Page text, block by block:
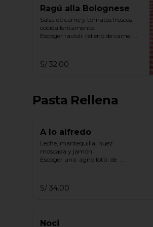
Ragú alla Bolognese
Salsa de carne y tomates frescos
cocida lentamente.
Escoger ravioli: relleno de carne,
S/ 32.00
Pasta Rellena
A lo alfredo
Leche, mantequilla, nuez
moscada y jamón.
Escoger una: agnollotti  de
S/ 34.00
Noci